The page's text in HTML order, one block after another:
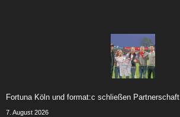
Fortuna Köln und format:c schließen Partnerschaft
7. August 2026